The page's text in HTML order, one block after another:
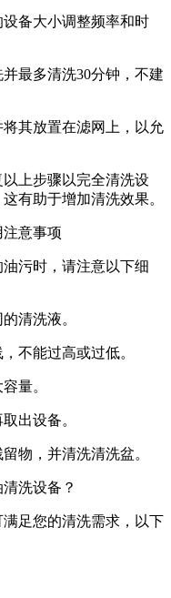
备大小调整频率和时
最多清洗30分钟，不建
其放置在滤网上，以允
上步骤以完全清洗设
有助于增加清洗效果。
意事项
污时，请注意以下细
清洗液。
不能过高或过低。
量。
出设备。
物，并清洗清洗盆。
洗设备？
足您的清洗需求，以下